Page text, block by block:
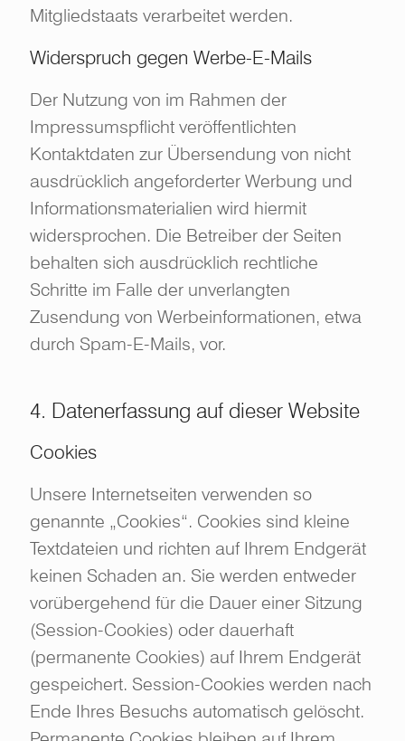
Mitgliedstaats verarbeitet werden.
Widerspruch gegen Werbe-E-Mails
Der Nutzung von im Rahmen der
Impressumspflicht veröffentlichten
Kontaktdaten zur Übersendung von nicht
ausdrücklich angeforderter Werbung und
Informationsmaterialien wird hiermit
widersprochen. Die Betreiber der Seiten
behalten sich ausdrücklich rechtliche
Schritte im Falle der unverlangten
Zusendung von Werbeinformationen, etwa
durch Spam-E-Mails, vor.
4. Datenerfassung auf dieser Website
Cookies
Unsere Internetseiten verwenden so
genannte „Cookies“. Cookies sind kleine
Textdateien und richten auf Ihrem Endgerät
keinen Schaden an. Sie werden entweder
vorübergehend für die Dauer einer Sitzung
(Session-Cookies) oder dauerhaft
(permanente Cookies) auf Ihrem Endgerät
gespeichert. Session-Cookies werden nach
Ende Ihres Besuchs automatisch gelöscht.